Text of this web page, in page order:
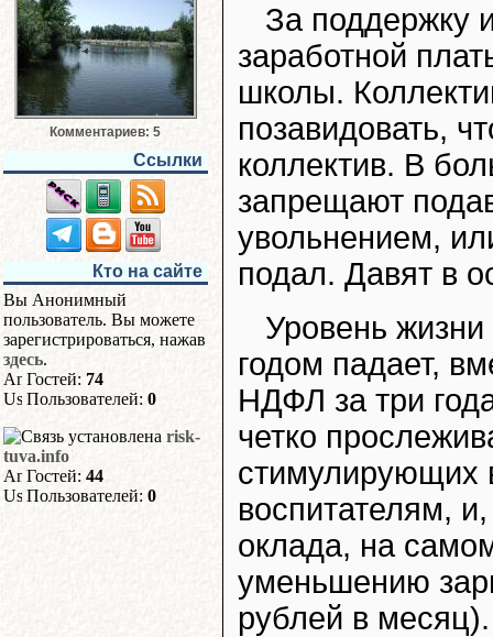
Комментариев: 5
Ссылки
Кто на сайте
Вы Анонимный
пользователь. Вы можете
зарегистрироваться, нажав
здесь.
Гостей: 74
Пользователей: 0
risk-
tuva.info
Гостей: 44
Пользователей: 0
За поддержку
заработной
школы.
позавидовать,
коллектив. В
запрещают
увольнением,
подал. Давят в
Уровень
годом падает,
НДФЛ за три
четко
стимулирующих
воспитателям,
оклада, на
уменьшению
рублей в месяц).